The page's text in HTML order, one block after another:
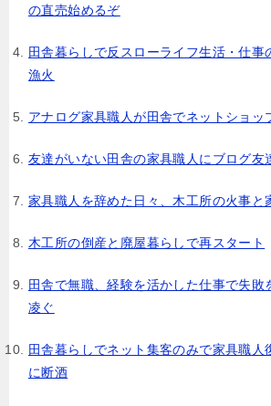
の直売始めるぞ
田舎暮らしで反スローライフ生活・仕事
漁火
アナログ家具職人が田舎でネットショッ
友達がいない田舎の家具職人にブログ友
家具職人を辞めた日々、木工所の火事と
木工所の倒産と廃屋暮らしで再スタート
田舎で無職、経験を活かした仕事で失敗
凌ぐ
田舎暮らしでネット集客のみで家具職人
に断酒